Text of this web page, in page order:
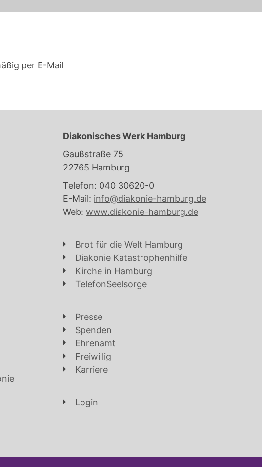
per E-Mail
Diakonisches Werk Hamburg
Gaußstraße 75
22765 Hamburg
Telefon: 040 30620-0
E-Mail: info@diakonie-hamburg.de
Web: www.diakonie-hamburg.de
Brot für die Welt Hamburg
Diakonie Katastrophenhilfe
Kirche in Hamburg
TelefonSeelsorge
Presse
Spenden
Ehrenamt
Freiwillig
Karriere
Login